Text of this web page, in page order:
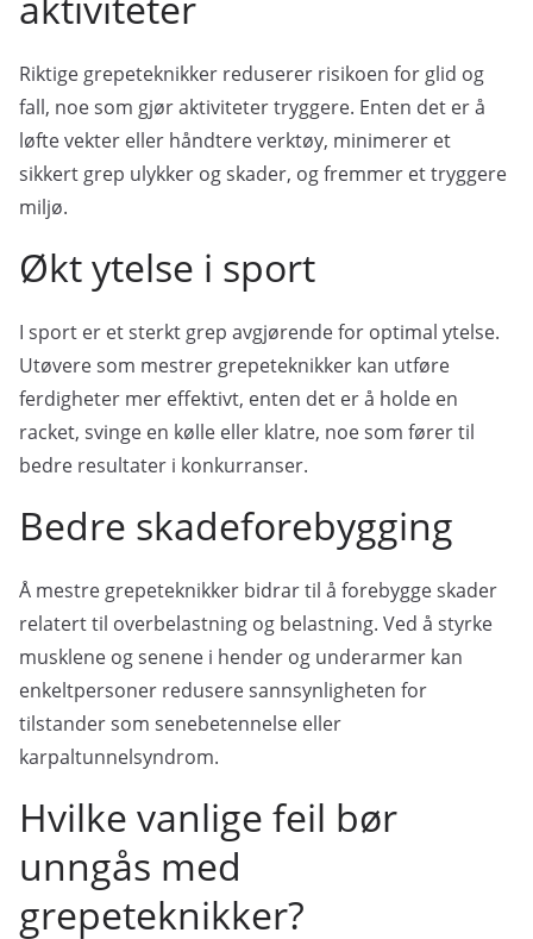
Riktige grepeteknikker reduserer risikoen for glid og
fall, noe som gjør aktiviteter tryggere. Enten det er å
løfte vekter eller håndtere verktøy, minimerer et
sikkert grep ulykker og skader, og fremmer et tryggere
miljø.
Økt ytelse i sport
I sport er et sterkt grep avgjørende for optimal ytelse.
Utøvere som mestrer grepeteknikker kan utføre
ferdigheter mer effektivt, enten det er å holde en
racket, svinge en kølle eller klatre, noe som fører til
bedre resultater i konkurranser.
Bedre skadeforebygging
Å mestre grepeteknikker bidrar til å forebygge skader
relatert til overbelastning og belastning. Ved å styrke
musklene og senene i hender og underarmer kan
enkeltpersoner redusere sannsynligheten for
tilstander som senebetennelse eller
karpaltunnelsyndrom.
Hvilke vanlige feil bør
unngås med
grepeteknikker?